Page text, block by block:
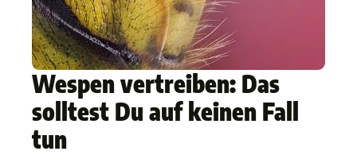
Wespen vertreiben: Das
solltest Du auf keinen Fall
tun